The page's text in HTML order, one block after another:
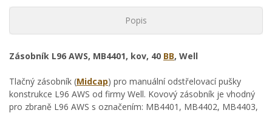
Popis
Zásobník L96 AWS, MB4401, kov, 40 BB, Well
Tlačný zásobník (Midcap) pro manuální odstřelovací pušky
konstrukce L96 AWS od firmy Well. Kovový zásobník je vhodný
pro zbraně L96 AWS s označením: MB4401, MB4402, MB4403,